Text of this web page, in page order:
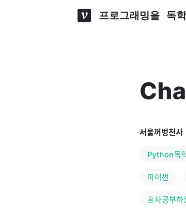
프로그래밍을 독
서울꺼벙천사
Python독
파이썬
혼자공부하